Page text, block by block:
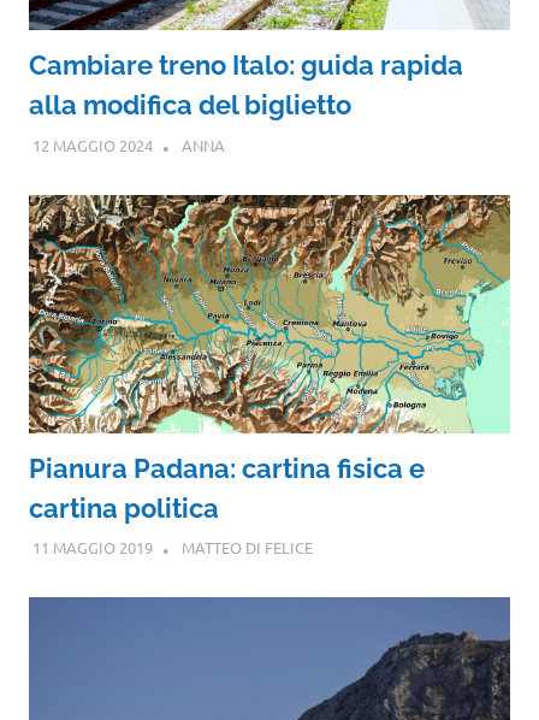
Cambiare treno Italo: guida rapida
alla modifica del biglietto
12 MAGGIO 2024 ANNA
Pianura Padana: cartina fisica e
cartina politica
11 MAGGIO 2019 MATTEO DI FELICE